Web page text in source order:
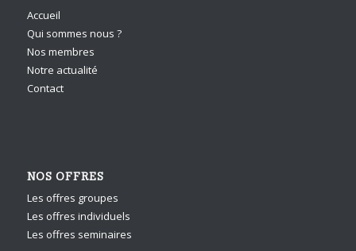
Accueil
Qui sommes nous ?
Nos membres
Notre actualité
Contact
NOS OFFRES
Les offres groupes
Les offres individuels
Les offres seminaires